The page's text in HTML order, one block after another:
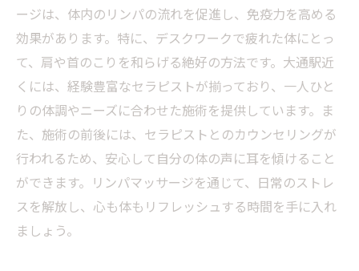
ージは、体内のリンパの流れを促進し、免疫力を高める
効果があります。特に、デスクワークで疲れた体にとっ
て、肩や首のこりを和らげる絶好の方法です。大通駅近
くには、経験豊富なセラピストが揃っており、一人ひと
りの体調やニーズに合わせた施術を提供しています。ま
た、施術の前後には、セラピストとのカウンセリングが
行われるため、安心して自分の体の声に耳を傾けること
ができます。リンパマッサージを通じて、日常のストレ
スを解放し、心も体もリフレッシュする時間を手に入れ
ましょう。